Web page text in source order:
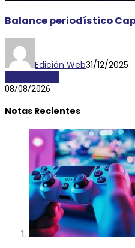
Balance periodístico
Edición Web31/12/2025
08/08/2026
Notas Recientes